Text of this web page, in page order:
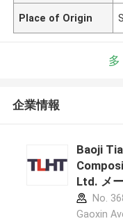
Place of Origin
企業情報
Baoji
Ltd. メ
No.
Gaoxin